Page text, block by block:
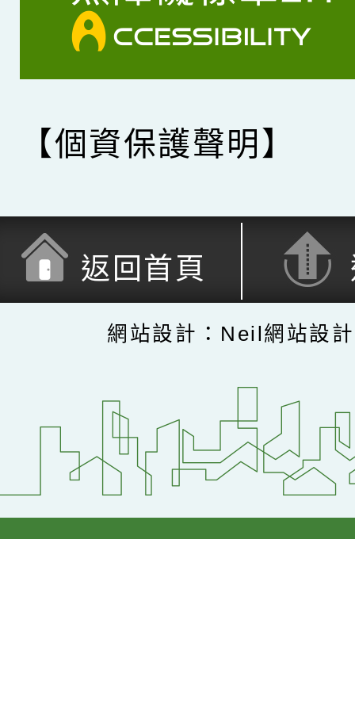
【個資保護聲明】
返回首頁
網站設計：Neil網站設